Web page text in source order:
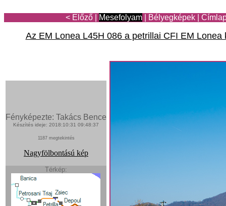
< Előző Mesefolyam Bélyegképek
Az EM Lonea L45H 086 a petrillai CFI EM
Fényképezte: Takács Bence
Készítés ideje: 2018:10:31 09:48:37
1187 megtekintés
Nagyfölbontású kép
Térkép: